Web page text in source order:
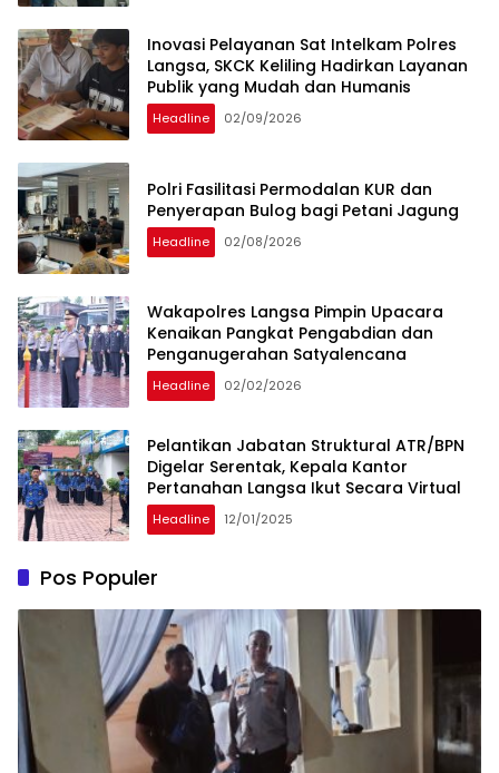
Inovasi Pelayanan Sat Intelkam Polres
Langsa, SKCK Keliling Hadirkan Layanan
Publik yang Mudah dan Humanis
Headline 02/09/2026
Polri Fasilitasi Permodalan KUR dan
Penyerapan Bulog bagi Petani Jagung
Headline 02/08/2026
Wakapolres Langsa Pimpin Upacara
Kenaikan Pangkat Pengabdian dan
Penganugerahan Satyalencana
Headline 02/02/2026
Pelantikan Jabatan Struktural ATR/BPN
Digelar Serentak, Kepala Kantor
Pertanahan Langsa Ikut Secara Virtual
Headline 12/01/2025
Pos Populer